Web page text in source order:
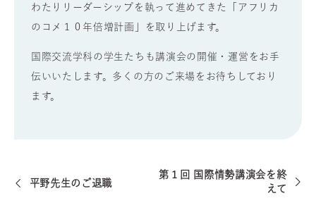
わたりリーダーシップを執って進めてきた「アフリカ
のコメ１０年倍増計画」を取り上げます。
国際交流学科の学生たちも講演会の開催・運営をお手
伝いいたします。多くの方のご来場をお待ちしており
ます。
平野先生のご退職
第１回 国際情勢講演会を終
えて